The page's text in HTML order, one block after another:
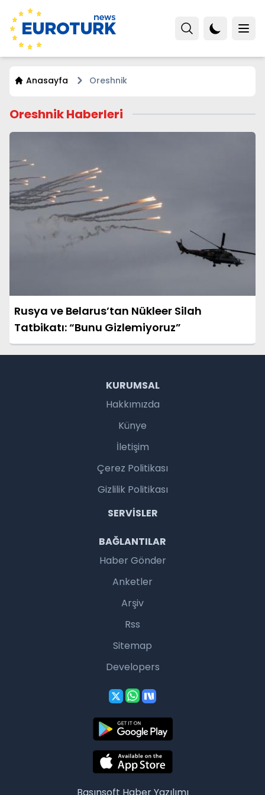
Anasayfa Oreshnik
Oreshnik Haberleri
Rusya ve Belarus’tan Nükleer Silah
Tatbikatı: “Bunu Gizlemiyoruz”
KURUMSAL
Hakkımızda
Künye
İletişim
Çerez Politikası
Gizlilik Politikası
SERVISLER
BAĞLANTILAR
Haber Gönder
Anketler
Arşiv
Rss
Sitemap
Developers